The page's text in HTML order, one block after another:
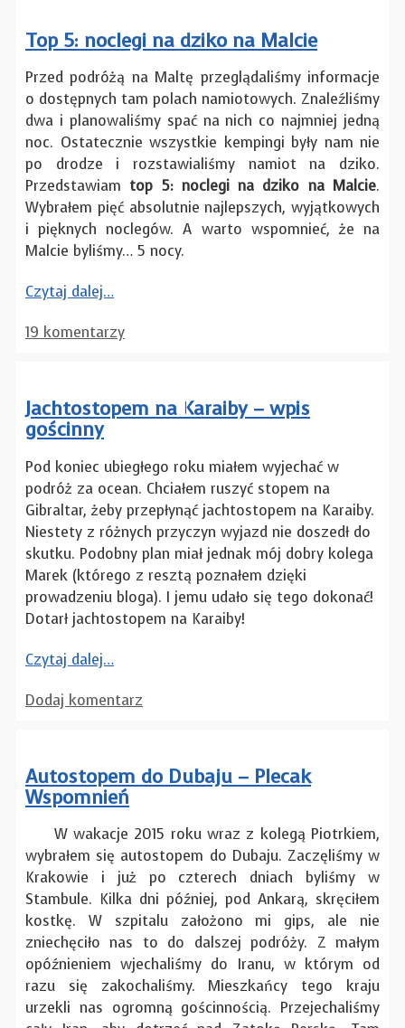
Top 5: noclegi na dziko na Malcie
Przed podróżą na Maltę przeglądaliśmy informacje
o dostępnych tam polach namiotowych. Znaleźliśmy
dwa i planowaliśmy spać na nich co najmniej jedną
noc. Ostatecznie wszystkie kempingi były nam nie
po drodze i rozstawialiśmy namiot na dziko.
Przedstawiamtop 5: noclegi na dziko na Malcie.
Wybrałem pięć absolutnie najlepszych, wyjątkowych
i pięknych noclegów. A warto wspomnieć, że na
Malcie byliśmy… 5 nocy.
Czytaj dalej…
19 komentarzy
Jachtostopem na Karaiby – wpis
gościnny
Pod koniec ubiegłego roku miałem wyjechać w
podróż za ocean. Chciałem ruszyć stopem na
Gibraltar, żeby przepłynąć jachtostopem na Karaiby.
Niestety z różnych przyczyn wyjazd nie doszedł do
skutku. Podobny plan miał jednak mój dobry kolega
Marek (którego z resztą poznałem dzięki
prowadzeniu bloga). I jemu udało się tego dokonać!
Dotarł jachtostopem na Karaiby!
Czytaj dalej…
Dodaj komentarz
Autostopem do Dubaju – Plecak
Wspomnień
W wakacje 2015 roku wraz z kolegą Piotrkiem,
wybrałem się autostopem do Dubaju. Zaczęliśmy w
Krakowie i już po czterech dniach byliśmy w
Stambule. Kilka dni później, pod Ankarą, skręciłem
kostkę. W szpitalu założono mi gips, ale nie
zniechęciło nas to do dalszej podróży. Z małym
opóźnieniem wjechaliśmy do Iranu, w którym od
razu się zakochaliśmy. Mieszkańcy tego kraju
urzekli nas ogromną gościnnością. Przejechaliśmy